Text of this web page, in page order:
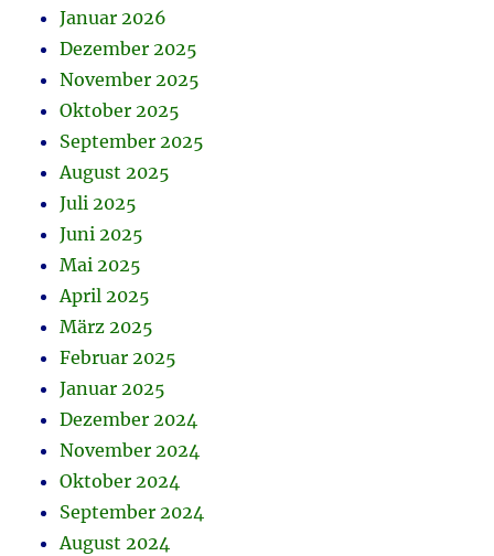
Januar 2026
Dezember 2025
November 2025
Oktober 2025
September 2025
August 2025
Juli 2025
Juni 2025
Mai 2025
April 2025
März 2025
Februar 2025
Januar 2025
Dezember 2024
November 2024
Oktober 2024
September 2024
August 2024